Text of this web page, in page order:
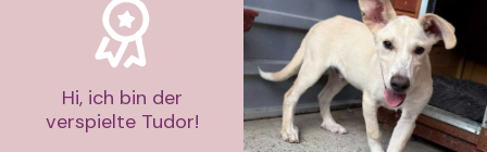
Hi, ich bin der
verspielte Tudor!